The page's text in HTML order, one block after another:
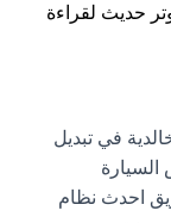
حديث لقراءة
في تبديل
السيارة
احدث نظام